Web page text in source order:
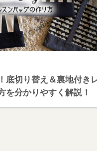
底切り替え＆裏地付き
を分かりやすく解説！